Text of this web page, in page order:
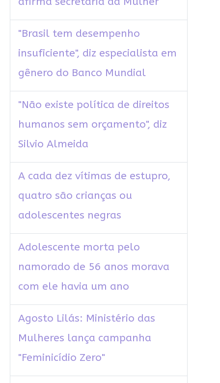
"Brasil tem desempenho
insuficiente", diz especialista em
gênero do Banco Mundial
"Não existe política de direitos
humanos sem orçamento", diz
Silvio Almeida
A cada dez vítimas de estupro,
quatro são crianças ou
adolescentes negras
Adolescente morta pelo
namorado de 56 anos morava
com ele havia um ano
Agosto Lilás: Ministério das
Mulheres lança campanha
"Feminicídio Zero"